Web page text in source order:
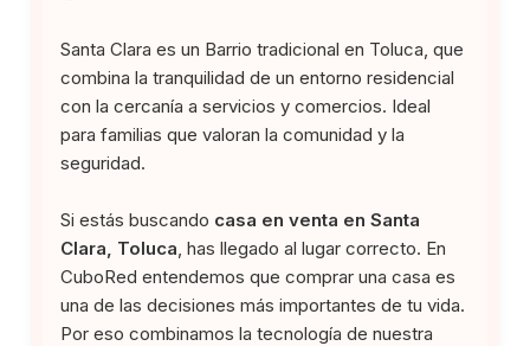
Santa Clara es un Barrio tradicional en Toluca, que
combina la tranquilidad de un entorno residencial
con la cercanía a servicios y comercios. Ideal
para familias que valoran la comunidad y la
seguridad.
Si estás buscando casa en venta en Santa
Clara, Toluca , has llegado al lugar correcto. En
CuboRed entendemos que comprar una casa es
una de las decisiones más importantes de tu vida.
Por eso combinamos la tecnología de nuestra